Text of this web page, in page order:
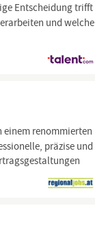
Entscheidung trifft
und welche
einem renommierten
präzise und